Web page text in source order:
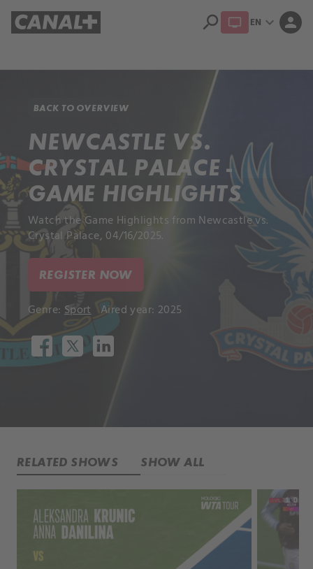
search EN expand_more person
BACK TO OVERVIEW
NEWCASTLE VS.
CRYSTAL PALACE -
GAME HIGHLIGHTS
Watch the Game Highlights from Newcastle vs.
Crystal Palace, 04/16/2025.
REGISTER NOW
Genre: Sport Aired year: 2025
RELATED SHOWS SHOW ALL